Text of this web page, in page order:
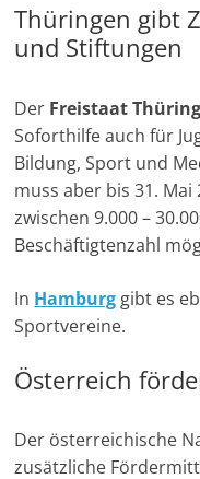
Thüringen gibt
und Stiftungen
Der Freistaat
Soforthilfe auch für
Bildung, Sport und
muss aber bis 31.
zwischen 9.000 –
Beschäftigtenzahl
In Hamburg gibt es
Sportvereine.
Österreich
Der österreichische
zusätzliche